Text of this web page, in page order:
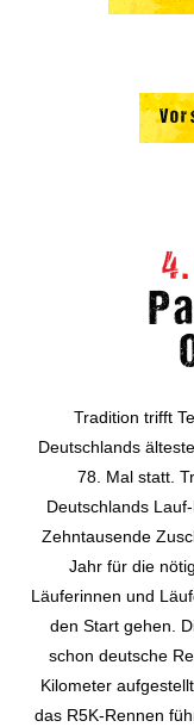
Tradition trifft
Deutschlands
78. Mal statt.
Deutschlands
Zehntausende
Jahr für die
Läuferinnen und
den Start gehen.
schon deutsche
Kilometer
das R5K-Rennen